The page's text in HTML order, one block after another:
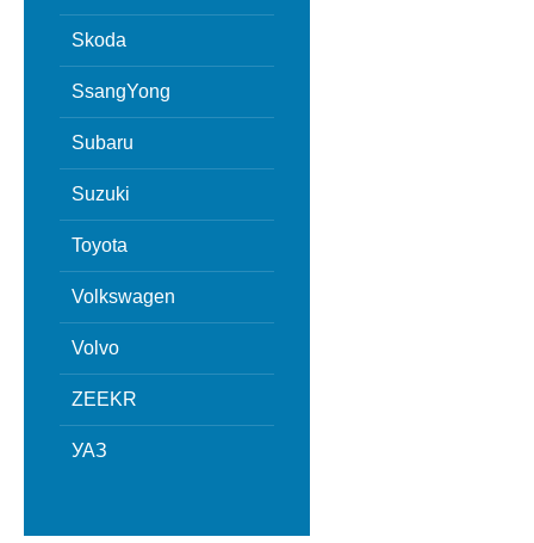
Skoda
SsangYong
Subaru
Suzuki
Toyota
Volkswagen
Volvo
ZEEKR
УАЗ